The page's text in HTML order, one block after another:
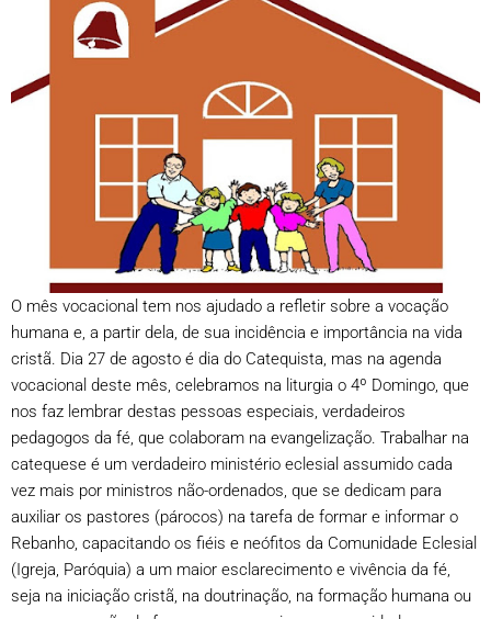
O mês vocacional tem nos ajudado a refletir sobre a vocação
humana e, a partir dela, de sua incidência e importância na vida
cristã. Dia 27 de agosto é dia do Catequista, mas na agenda
vocacional deste mês, celebramos na liturgia o 4º Domingo, que
nos faz lembrar destas pessoas especiais, verdadeiros
pedagogos da fé, que colaboram na evangelização. Trabalhar na
catequese é um verdadeiro ministério eclesial assumido cada
vez mais por ministros não-ordenados, que se dedicam para
auxiliar os pastores (párocos) na tarefa de formar e informar o
Rebanho, capacitando os fiéis e neófitos da Comunidade Eclesial
(Igreja, Paróquia) a um maior esclarecimento e vivência da fé,
seja na iniciação cristã, na doutrinação, na formação humana ou